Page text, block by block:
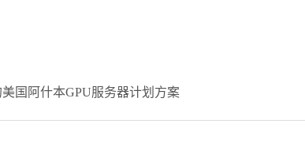
美国阿什本GPU服务器计划方案